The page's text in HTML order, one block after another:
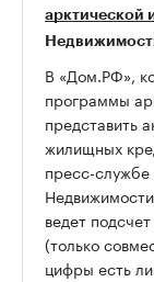
арктической
В «Дом.РФ»,
программы
представить
жилищных
пресс-
ведет
(только
цифры есть